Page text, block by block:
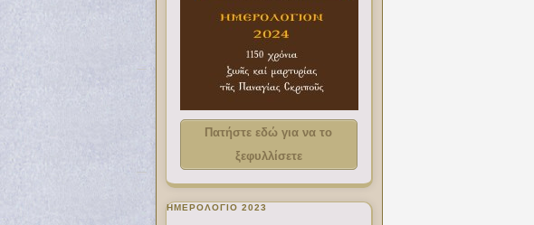
Πατήστε εδώ για να το
ξεφυλλίσετε
ΗΜΕΡΟΛΟΓΙΟ 2023